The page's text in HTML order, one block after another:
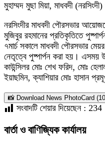
মুহাম্মদ মুছা মিয়া, মাধবদী (নরসিংদী)
নরসিংদীর মাধবদী পৌরসভার
মুজিবুর রহমানের প্রতিকৃতিতে
৭মার্চ সকালে মাধবদী পৌরসভার
নেতৃত্বে পুষ্পার্পন করা হয়। এসময়
কাউন্সিলর মোঃ শেখ ফরিদ, মোঃ
ইয়াছমিন, ক্যাশিয়ার মোঃ হাসান
📸 Download News PhotoCard
সংবাদটি শেয়ার দিয়েছেন : 234
বার্তা ও বাণিজ্যিক কার্যালয়